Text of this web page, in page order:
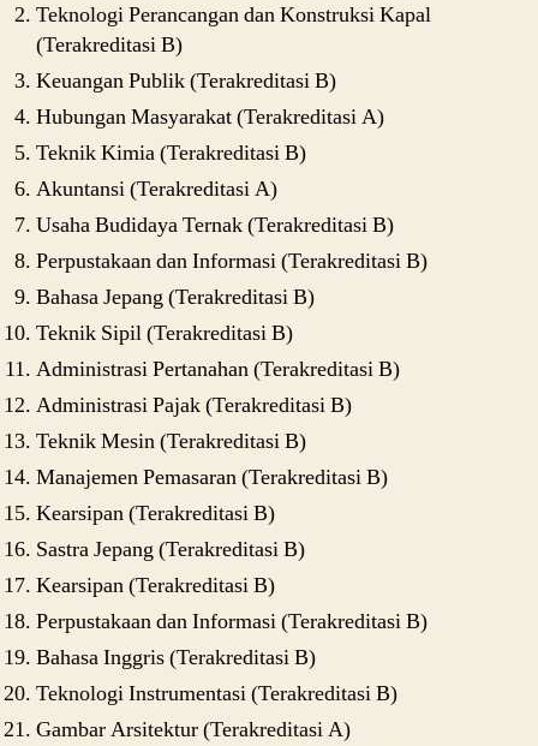
Teknologi Perancangan dan Konstruksi Kapal
(Terakreditasi B)
Keuangan Publik (Terakreditasi B)
Hubungan Masyarakat (Terakreditasi A)
Teknik Kimia (Terakreditasi B)
Akuntansi (Terakreditasi A)
Usaha Budidaya Ternak (Terakreditasi B)
Perpustakaan dan Informasi (Terakreditasi B)
Bahasa Jepang (Terakreditasi B)
Teknik Sipil (Terakreditasi B)
Administrasi Pertanahan (Terakreditasi B)
Administrasi Pajak (Terakreditasi B)
Teknik Mesin (Terakreditasi B)
Manajemen Pemasaran (Terakreditasi B)
Kearsipan (Terakreditasi B)
Sastra Jepang (Terakreditasi B)
Kearsipan (Terakreditasi B)
Perpustakaan dan Informasi (Terakreditasi B)
Bahasa Inggris (Terakreditasi B)
Teknologi Instrumentasi (Terakreditasi B)
Gambar Arsitektur (Terakreditasi A)